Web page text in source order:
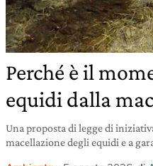
Perché è il
equidi dalla
Una proposta di legge di
macellazione degli equidi e a